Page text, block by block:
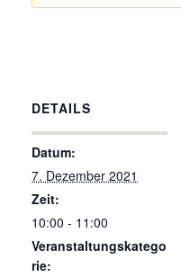
DETAILS
Datum:
7. Dezember 2021
Zeit:
10:00 - 11:00
Veranstaltungskatego
rie: